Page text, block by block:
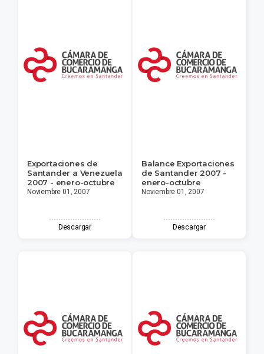
Exportaciones de
Santander a Venezuela
2007 - enero-octubre
Noviembre 01, 2007
Descargar
Balance Exportaciones
de Santander 2007 -
enero-octubre
Noviembre 01, 2007
Descargar